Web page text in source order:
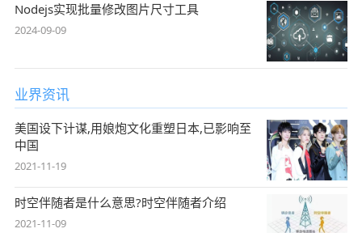
Nodejs实现批量修改图片尺寸工具
2024-09-09
业界资讯
美国设下计谋,用娘炮文化重塑日本,已影响至
中国
2021-11-19
时空伴随者是什么意思?时空伴随者介绍
2021-11-09